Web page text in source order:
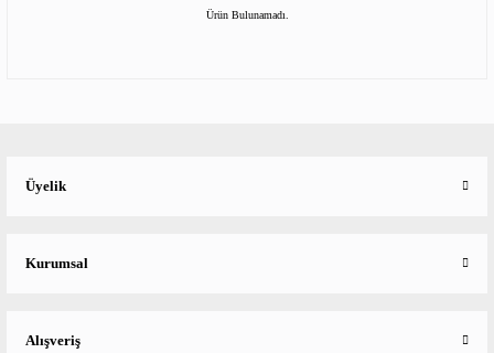
Ürün Bulunamadı.
Üyelik
Kurumsal
Alışveriş